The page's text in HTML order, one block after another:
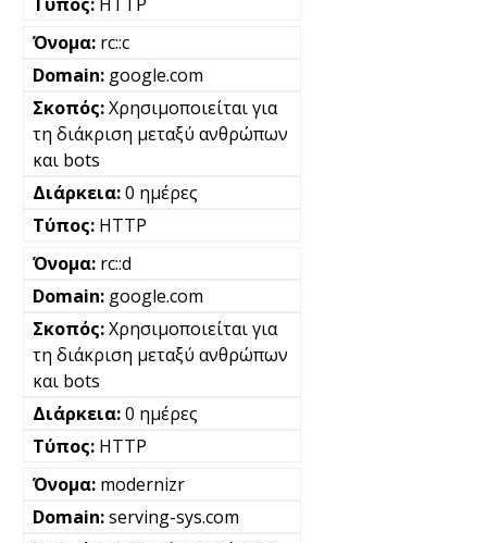
rc::c
google.com
Χρησιμοποιείται για
τη διάκριση μεταξύ ανθρώπων
και bots
0 ημέρες
HTTP
rc::d
google.com
Χρησιμοποιείται για
τη διάκριση μεταξύ ανθρώπων
και bots
0 ημέρες
HTTP
modernizr
serving-sys.com